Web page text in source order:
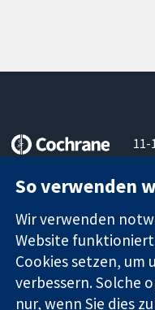
Evidenz
Informierte
Entscheidungen
Bessere
Gesundheit
11-
So verwenden
Wir verwenden
Website
Cookies setzen, um
verbessern. Solche
nur, wenn Sie dies